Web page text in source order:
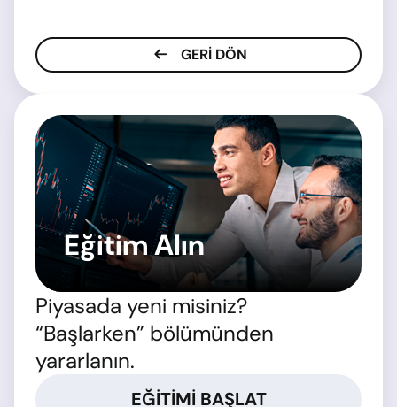
GERI DÖN
Eğitim Alın
Piyasada yeni misiniz?
“Başlarken” bölümünden
yararlanın.
EĞITIMI BAŞLAT